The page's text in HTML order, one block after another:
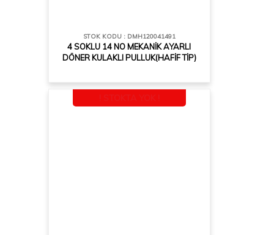
STOK KODU : DMH120041491
4 SOKLU 14 NO MEKANİK AYARLI
DÖNER KULAKLI PULLUK(HAFİF TİP)